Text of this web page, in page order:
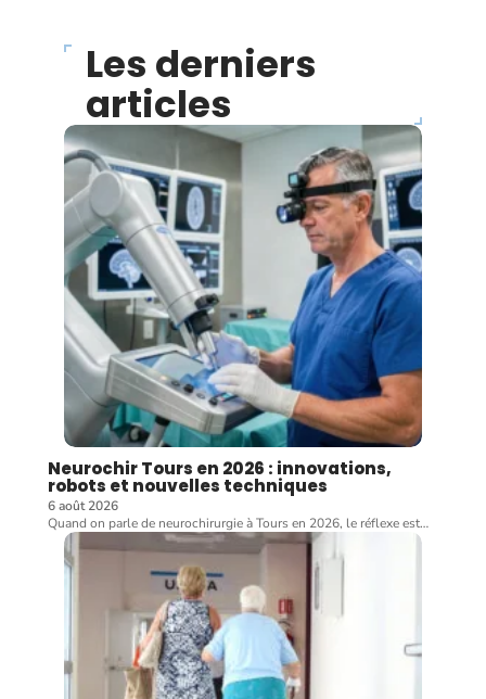
Les derniers
articles
Neurochir Tours en 2026 : innovations,
robots et nouvelles techniques
6 août 2026
Quand on parle de neurochirurgie à Tours en 2026, le réflexe est…